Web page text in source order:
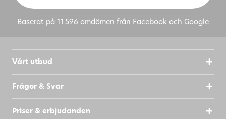
SKICKA FRÅGA
Vi förbehåller oss rätten att publicera din fråga
på vår webbsida. Vi visar aldrig ditt fullständiga
namn eller e-postadress.
Hej framtida kollega•
Baserat på 11 596 omdömen från Facebook och Google
Vårt utbud
Frågor & Svar
Priser & erbjudanden